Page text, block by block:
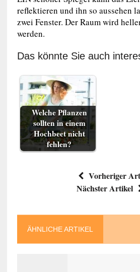
reflektieren und ihn so aussehen
zwei Fenster. Der Raum wird
werden.
Das könnte Sie auch
Welche Pflanzen
sollten in einem
Hochbeet nicht
fehlen?
Vorheriger
Nächster Artikel
ÄHNLICHE ARTIKEL